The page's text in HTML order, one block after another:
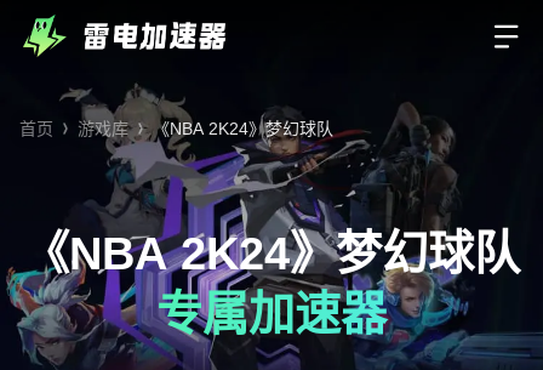
首页 游戏库 《NBA 2K24》梦幻球队
《NBA 2K24》梦幻球队
专属加速器